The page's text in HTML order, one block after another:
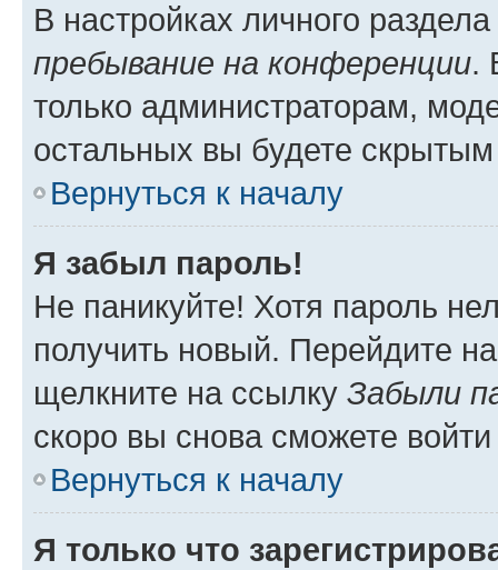
В настройках личного
пребывание на конференции.
только администраторам,
остальных вы будете
Вернуться к началу
Я забыл пароль!
Не паникуйте! Хотя пароль
получить новый. Перейдите
щелкните на ссылку Забыли
скоро вы снова сможете
Вернуться к началу
Я только что